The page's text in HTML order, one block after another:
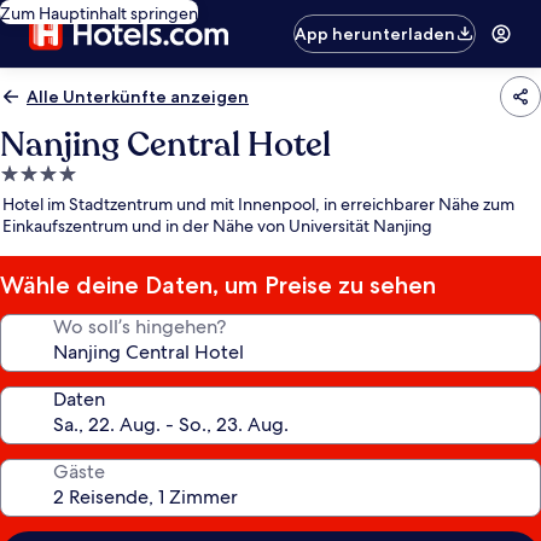
Zum Hauptinhalt springen
App herunterladen
Alle Unterkünfte anzeigen
Nanjing Central Hotel
4.0-
Sterne-
Unterkunft
Hotel im Stadtzentrum und mit Innenpool, in erreichbarer Nähe zum
Einkaufszentrum und in der Nähe von Universität Nanjing
Wähle deine Daten, um Preise zu sehen
Wo soll’s hingehen?
Daten
Gäste